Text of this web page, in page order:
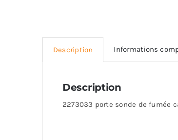
Description Informations
Description
2273033 porte sonde de fumée